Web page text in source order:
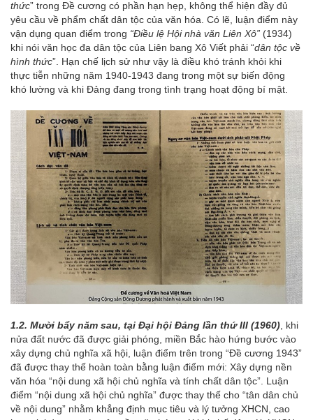
thức” trong Đề cương có phần hạn hẹp, không thể hiện đầy đủ
yêu cầu về phẩm chất dân tộc của văn hóa. Có lẽ, luận điểm này
vận dụng quan điểm trong “Điều lệ Hội nhà văn Liên Xô” (1934)
khi nói văn học đa dân tộc của Liên bang Xô Viết phải “dân tộc về
hình thức”. Hạn chế lịch sử như vậy là điều khó tránh khỏi khi
thực tiễn những năm 1940-1943 đang trong một sự biến động
khó lường và khi Đảng đang trong tình trạng hoạt động bí mật.
1.2. Mười bẩy năm sau, tại Đại hội Đảng lần thứ III (1960) , khi
nửa đất nước đã được giải phóng, miền Bắc hào hứng bước vào
xây dựng chủ nghĩa xã hội, luận điểm trên trong “Đề cương 1943”
đã được thay thế hoàn toàn bằng luận điểm mới: Xây dựng nền
văn hóa “nội dung xã hội chủ nghĩa và tính chất dân tộc”. Luận
điểm “nội dung xã hội chủ nghĩa” được thay thế cho “tân dân chủ
về nội dung” nhằm khẳng định mục tiêu và lý tưởng XHCN, cao